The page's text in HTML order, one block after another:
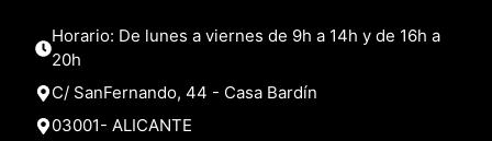
Horario: De lunes a viernes de 9h a 14h y de 16h a
20h
C/ SanFernando, 44 - Casa Bardín
03001- ALICANTE